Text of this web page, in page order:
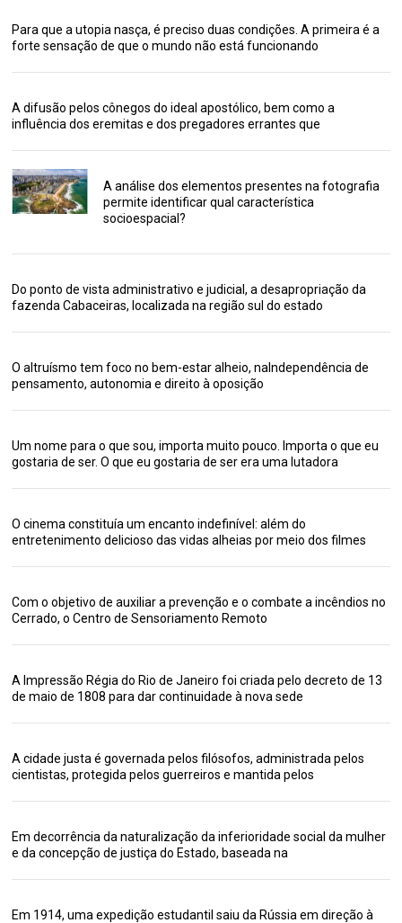
Para que a utopia nasça, é preciso duas condições. A primeira é a
forte sensação de que o mundo não está funcionando
A difusão pelos cônegos do ideal apostólico, bem como a
influência dos eremitas e dos pregadores errantes que
A análise dos elementos presentes na fotografia
permite identificar qual característica
socioespacial?
Do ponto de vista administrativo e judicial, a desapropriação da
fazenda Cabaceiras, localizada na região sul do estado
O altruísmo tem foco no bem-estar alheio, naIndependência de
pensamento, autonomia e direito à oposição
Um nome para o que sou, importa muito pouco. Importa o que eu
gostaria de ser. O que eu gostaria de ser era uma lutadora
O cinema constituía um encanto indefinível: além do
entretenimento delicioso das vidas alheias por meio dos filmes
Com o objetivo de auxiliar a prevenção e o combate a incêndios no
Cerrado, o Centro de Sensoriamento Remoto
A Impressão Régia do Rio de Janeiro foi criada pelo decreto de 13
de maio de 1808 para dar continuidade à nova sede
A cidade justa é governada pelos filósofos, administrada pelos
cientistas, protegida pelos guerreiros e mantida pelos
Em decorrência da naturalização da inferioridade social da mulher
e da concepção de justiça do Estado, baseada na
Em 1914, uma expedição estudantil saiu da Rússia em direção à